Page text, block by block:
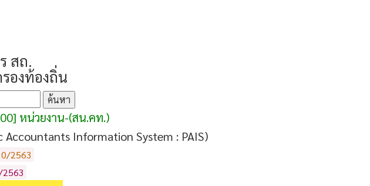
สถ.
องท้องถิ่น
หน่วยงาน-(สน.คท.)
Information System : PAIS)
2563